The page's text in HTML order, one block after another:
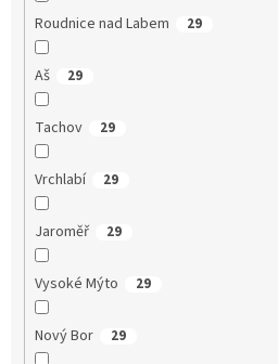
Roudnice nad Labem 29
Aš 29
Tachov 29
Vrchlabí 29
Jaroměř 29
Vysoké Mýto 29
Nový Bor 29